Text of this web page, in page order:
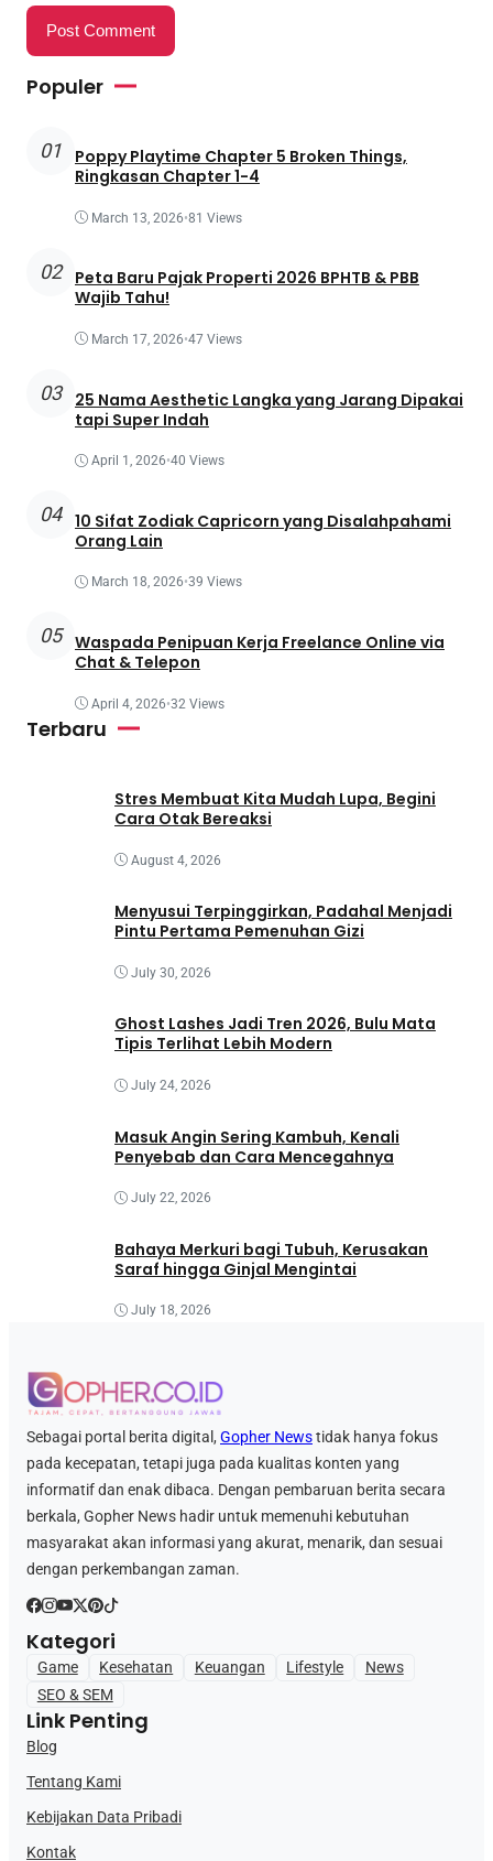
Populer
01
Poppy Playtime Chapter 5 Broken Things,
Ringkasan Chapter 1-4
March 13, 2026•81 Views
02
Peta Baru Pajak Properti 2026 BPHTB & PBB
Wajib Tahu!
March 17, 2026•47 Views
03
25 Nama Aesthetic Langka yang Jarang Dipakai
tapi Super Indah
April 1, 2026•40 Views
04 10 Sifat Zodiak Capricorn yang Disalahpahami
Orang Lain
March 18, 2026•39 Views
05 Waspada Penipuan Kerja Freelance Online via
Chat & Telepon
April 4, 2026•32 Views
Terbaru
Stres Membuat Kita Mudah Lupa, Begini
Cara Otak Bereaksi
August 4, 2026
Menyusui Terpinggirkan, Padahal Menjadi
Pintu Pertama Pemenuhan Gizi
July 30, 2026
Ghost Lashes Jadi Tren 2026, Bulu Mata
Tipis Terlihat Lebih Modern
July 24, 2026
Masuk Angin Sering Kambuh, Kenali
Penyebab dan Cara Mencegahnya
July 22, 2026
Bahaya Merkuri bagi Tubuh, Kerusakan
Saraf hingga Ginjal Mengintai
July 18, 2026
Sebagai portal berita digital, Gopher Newstidak hanya fokus
pada kecepatan, tetapi juga pada kualitas konten yang
informatif dan enak dibaca. Dengan pembaruan berita secara
berkala, Gopher News hadir untuk memenuhi kebutuhan
masyarakat akan informasi yang akurat, menarik, dan sesuai
dengan perkembangan zaman.
Kategori
Game Kesehatan Keuangan Lifestyle
News
SEO & SEM
Link Penting
Blog
Tentang Kami
Kebijakan Data Pribadi
Kontak